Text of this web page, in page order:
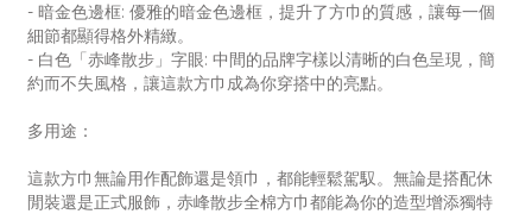
- 暗金色邊框: 優雅的暗金色邊框，提升了方巾的質感，讓每一個
細節都顯得格外精緻。
- 白色「赤峰散步」字眼: 中間的品牌字樣以清晰的白色呈現，簡
約而不失風格，讓這款方巾成為你穿搭中的亮點。
多用途：
這款方巾無論用作配飾還是領巾，都能輕鬆駕馭。無論是搭配休
閒裝還是正式服飾，赤峰散步全棉方巾都能為你的造型增添獨特